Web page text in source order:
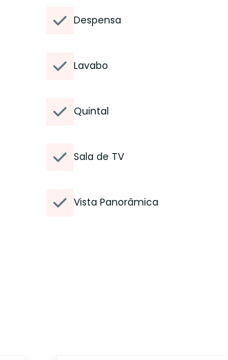
Despensa
Lavabo
Quintal
Sala de TV
Vista Panorâmica